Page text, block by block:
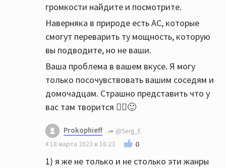
ДваREL T9i
Или хотя бы дваREL T5i
громкости найдите и посмотрите.
Наверняка в природе есть АС, которые
смогут переварить ту мощность, которую
вы подводите, но не ваши.
Ваша проблема в вашем вкусе. Я могу
только посочувствовать вашим соседям и
домочадцам. Страшно представить что у
вас там творится 🤦‍♂️🙂
Prokophieff
@Serg_E
18 марта 2023 в 16:23
0
1) я же не только и не столько эти жанры